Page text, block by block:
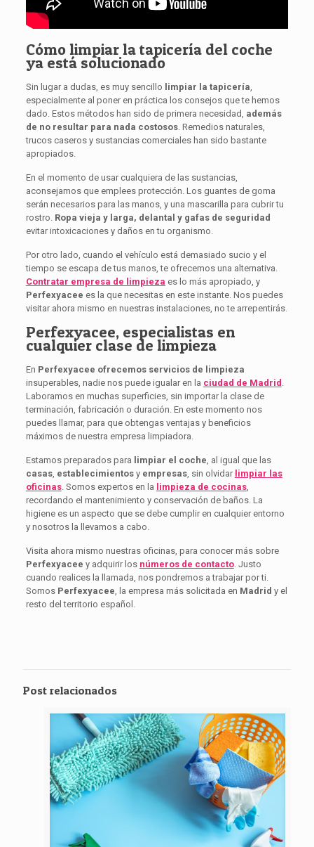
Cómo limpiar la tapicería del coche
ya está solucionado
Sin lugar a dudas, es muy sencillo limpiar la tapicería,
especialmente al poner en práctica los consejos que te hemos
dado. Estos métodos han sido de primera necesidad, además
de no resultar para nada costosos. Remedios naturales,
trucos caseros y sustancias comerciales han sido bastante
apropiados.
En el momento de usar cualquiera de las sustancias,
aconsejamos que emplees protección. Los guantes de goma
serán necesarios para las manos, y una mascarilla para cubrir tu
rostro. Ropa vieja y larga, delantal y gafas de seguridad
evitar intoxicaciones y daños en tu organismo.
Por otro lado, cuando el vehículo está demasiado sucio y el
tiempo se escapa de tus manos, te ofrecemos una alternativa.
Contratar empresa de limpieza es lo más apropiado, y
Perfexyacee es la que necesitas en este instante. Nos puedes
visitar ahora mismo en nuestras instalaciones, no te arrepentirás.
Perfexyacee, especialistas en
cualquier clase de limpieza
En Perfexyacee ofrecemos servicios de limpieza
insuperables, nadie nos puede igualar en la ciudad de Madrid .
Laboramos en muchas superficies, sin importar la clase de
terminación, fabricación o duración. En este momento nos
puedes llamar, para que obtengas ventajas y beneficios
máximos de nuestra empresa limpiadora.
Estamos preparados para limpiar el coche, al igual que las
casas, establecimientosy empresas, sin olvidar limpiar las
oficinas. Somos expertos en la limpieza de cocinas,
recordando el mantenimiento y conservación de baños. La
higiene es un aspecto que se debe cumplir en cualquier entorno
y nosotros la llevamos a cabo.
Visita ahora mismo nuestras oficinas, para conocer más sobre
Perfexyacee y adquirir los números de contacto. Justo
cuando realices la llamada, nos pondremos a trabajar por ti.
Somos Perfexyacee, la empresa más solicitada en Madrid y el
resto del territorio español.
Post relacionados